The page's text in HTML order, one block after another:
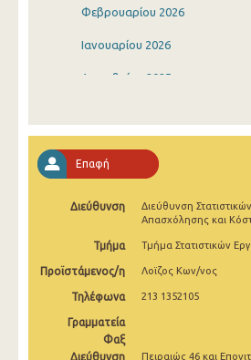
Φεβρουαρίου 2026
Ιανουαρίου 2026
Δεκεμβρίου 2025
Σεπτεμβρίου 2025
Αυγούστου 2025
Ιουλίου 2025
Ιουνίου 2025
Απριλίου 2025
Επαφή
Διεύθυνση
Διεύθυνση
Απασχόλησης και
Τμήμα Τμήμα Στατιστικών
Προϊστάμενος/η Λοϊζος Κων/νος
Τηλέφωνα 213 1352105
Γραμματεία
Φαξ
Διεύθυνση
Πειραιώς 46 και